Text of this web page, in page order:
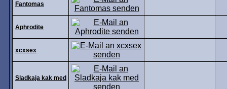
Fantomas
Aphrodite
xcxsex
Sladkaja kak med